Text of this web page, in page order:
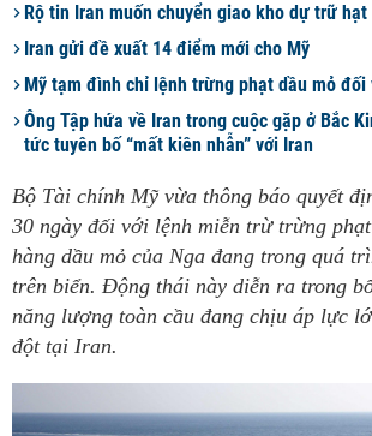
Rộ tin Iran muốn chuyển giao kho dự trữ hạt
Iran gửi đề xuất 14 điểm mới cho Mỹ
Mỹ tạm đình chỉ lệnh trừng phạt dầu mỏ đối
Ông Tập hứa về Iran trong cuộc gặp ở Bắc
tức tuyên bố “mất kiên nhẫn” với Iran
Bộ Tài chính Mỹ vừa thông báo quyết
30 ngày đối với lệnh miễn trừ trừng
hàng dầu mỏ của Nga đang trong quá
trên biển. Động thái này diễn ra trong
năng lượng toàn cầu đang chịu áp lực
đột tại Iran.